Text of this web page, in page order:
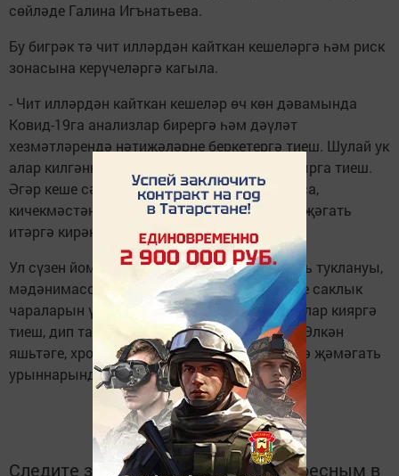
сөйләде Галина Игънатьева.
Бу бигрәк тә чит илләрдән кайткан кешеләргә һәм риск
зонасына керүчеләргә кагыла.
- Чит илләрдән кайткан кешеләр өч көн дәвамында
Ковид-19га анализлар бирергә һәм дәүләт
хезмәтләрендә нәтиҗәләрне беркетергә тиеш. Шулай ук
алар килгәннән соң 14 көн карантинда булырга тиеш.
Әгәр кеше сәламәтлегенең начараюын тойса,
кичекмәстән медицина ярдәме сорап мөрәҗәгать
итәргә кирәк, - ди табиб.
Ул сүзен йомгаклап барлык сәүдә, җәмәгать туклануы,
мәдәнимассакүләм чаралар хезмәткәрләре саклык
чараларын үтәргә, битлекләр һәм перчаткалар кияргә
тиеш, дип тагын бер тапкыр билгеләп үтте. Өлкән
яшьтәге, хроник авырулар булган кешеләргә җәмәгать
урыннарында булуны киметергә кирәк.
Следите за самым важным и интересным в